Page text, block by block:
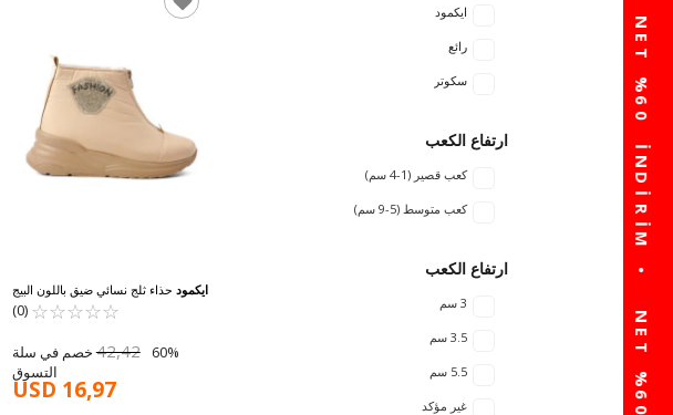
ايكمود
رائع
سكوتر
ارتفاع الكعب
كعب قصير (1-4 سم)
كعب متوسط ​​(5-9 سم)
ارتفاع الكعب
3 سم
3.5 سم
5.5 سم
غير مؤكد
ايكمود حذاء ثلج نسائي ضيق باللون البيج
1321 Z
☆
☆
☆
☆
☆ ★
★
★
★
★
(0)
42,4260% خصم في سلة
التسوق
USD 16,97